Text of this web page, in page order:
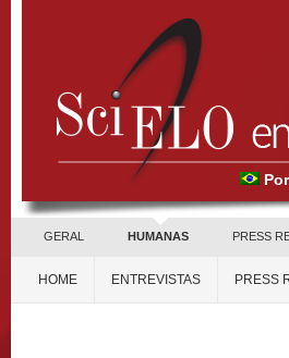
GERAL HUMANAS PRESS
HOME ENTREVISTAS PRESS